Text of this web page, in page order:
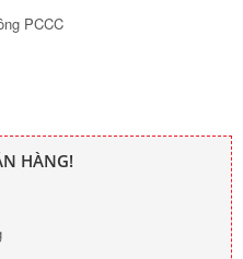
PCCC
HÀNG!